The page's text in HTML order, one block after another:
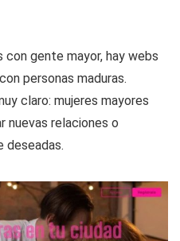
gente mayor, hay webs
personas maduras.
claro: mujeres mayores
nuevas relaciones o
deseadas.